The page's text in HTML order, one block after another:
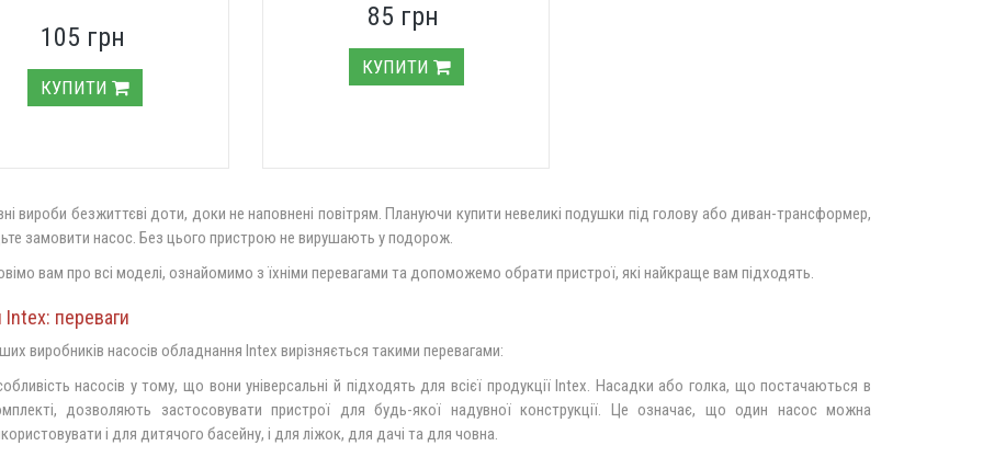
105 грн
КУПИТИ
85 грн
КУПИТИ
вироби безжиттєві доти, доки не наповнені повітрям. Плануючи купити невеликі подушки під голову або диван-трансформер,
замовити насос. Без цього пристрою не вирушають у подорож.
вам про всі моделі, ознайомимо з їхніми перевагами та допоможемо обрати пристрої, які найкраще вам підходять.
переваги
виробників насосів обладнання Intex вирізняється такими перевагами:
насосів у тому, що вони універсальні й підходять для всієї продукції Intex. Насадки або голка, що постачаються в
дозволяють застосовувати пристрої для будь-якої надувної конструкції. Це означає, що один насос можна
і для дитячого басейну, і для ліжок, для дачі та для човна.